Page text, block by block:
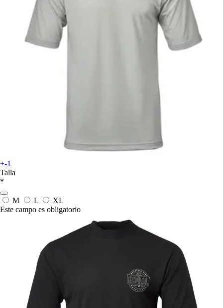
+-1
Talla
*
M L
XL
Este campo es obligatorio